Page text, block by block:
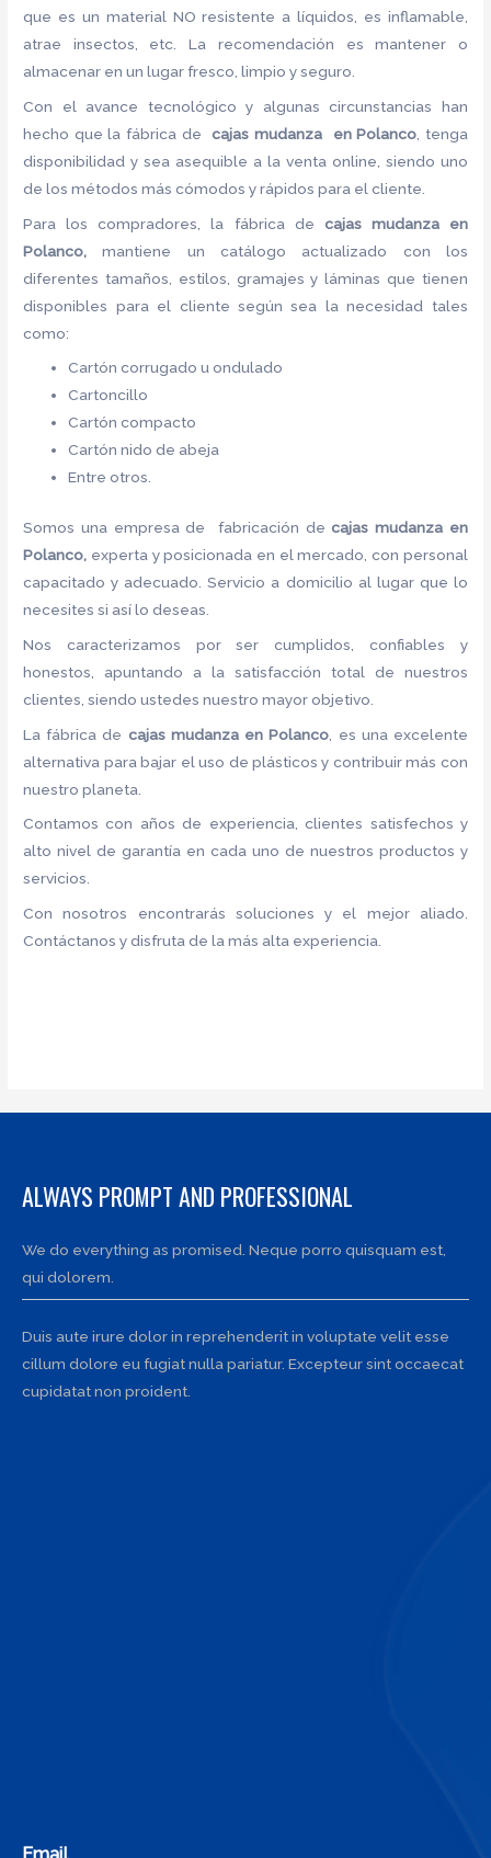
que es un material NO resistente a líquidos, es inflamable,
atrae insectos, etc. La recomendación es mantener o
almacenar en un lugar fresco, limpio y seguro.
Con el avance tecnológico y algunas circunstancias han
hecho que la fábrica decajas mudanza en Polanco , tenga
disponibilidad y sea asequible a la venta online, siendo uno
de los métodos más cómodos y rápidos para el cliente.
Para los compradores, la fábrica de cajas mudanza en
Polanco,mantiene un catálogo actualizado con los
diferentes tamaños, estilos, gramajes y láminas que tienen
disponibles para el cliente según sea la necesidad tales
como:
Cartón corrugado u ondulado
Cartoncillo
Cartón compacto
Cartón nido de abeja
Entre otros.
Somos una empresa de fabricación decajas mudanza en
Polanco, experta y posicionada en el mercado, con personal
capacitado y adecuado. Servicio a domicilio al lugar que lo
necesites si así lo deseas.
Nos caracterizamos por ser cumplidos, confiables y
honestos, apuntando a la satisfacción total de nuestros
clientes, siendo ustedes nuestro mayor objetivo.
La fábrica de cajas mudanza en Polanco , es una excelente
alternativa para bajar el uso de plásticos y contribuir más con
nuestro planeta.
Contamos con años de experiencia, clientes satisfechos y
alto nivel de garantía en cada uno de nuestros productos y
servicios.
Con nosotros encontrarás soluciones y el mejor aliado.
Contáctanos y disfruta de la más alta experiencia.
ALWAYS PROMPT AND PROFESSIONAL
We do everything as promised. Neque porro quisquam est,
qui dolorem.
Duis aute irure dolor in reprehenderit in voluptate velit esse
cillum dolore eu fugiat nulla pariatur. Excepteur sint occaecat
cupidatat non proident.
Email